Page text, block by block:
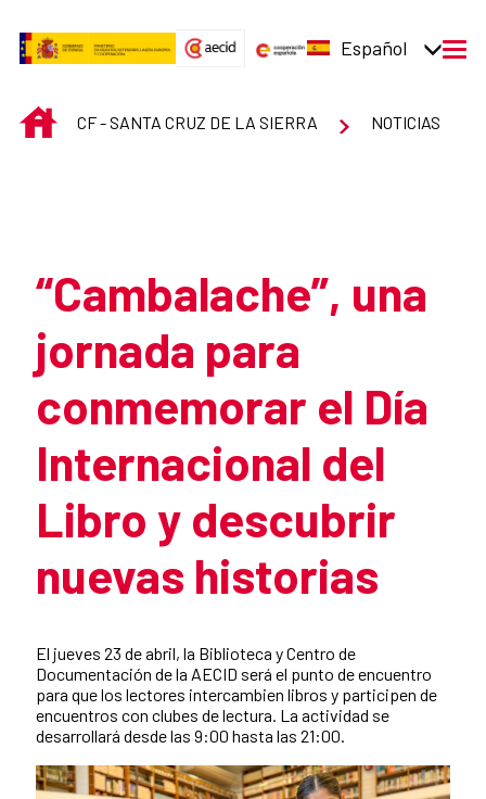
Español
INICIOCF - SANTA CRUZ DE LA SIERRA NOTICIAS
“Cambalache”, una
jornada para
conmemorar el Día
Internacional del
Libro y descubrir
nuevas historias
El jueves 23 de abril, la Biblioteca y Centro de
Documentación de la AECID será el punto de encuentro
para que los lectores intercambien libros y participen de
encuentros con clubes de lectura. La actividad se
desarrollará desde las 9:00 hasta las 21:00.